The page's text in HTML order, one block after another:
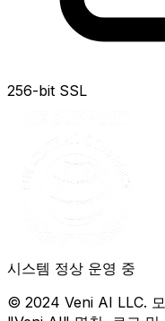
256-bit SSL
시스템 정상 운영 중
© 2024 Veni AI LLC.